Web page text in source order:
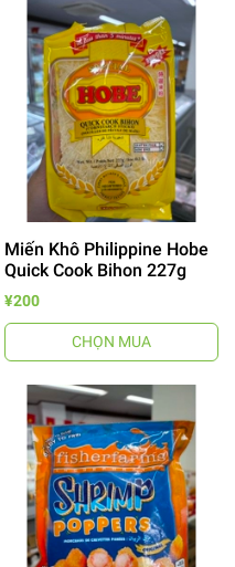
Miến Khô Philippine Hobe
Quick Cook Bihon 227g
¥200
CHỌN MUA